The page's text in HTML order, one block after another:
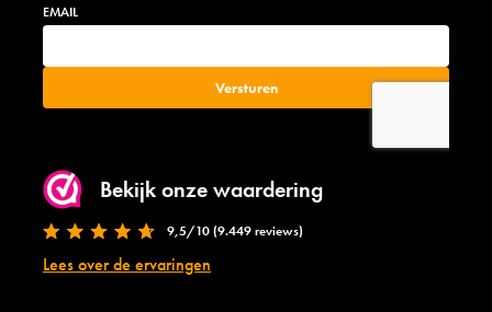
Bekijk onze waardering
9,5/10 (9.449 reviews)
Lees over de ervaringen